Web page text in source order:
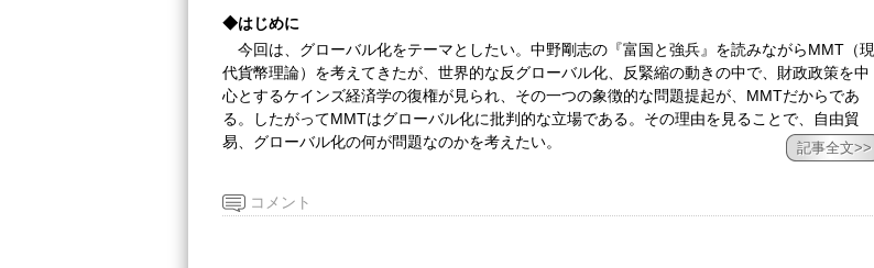
◆はじめに
今回は、グローバル化をテーマとしたい。中野剛志の『富国と強兵』を読みながらMMT（現
代貨幣理論）を考えてきたが、世界的な反グローバル化、反緊縮の動きの中で、財政政策を中
心とするケインズ経済学の復権が見られ、その一つの象徴的な問題提起が、MMTだからであ
る。したがってMMTはグローバル化に批判的な立場である。その理由を見ることで、自由貿
易、グローバル化の何が問題なのかを考えたい。
記事全文>>
コメント